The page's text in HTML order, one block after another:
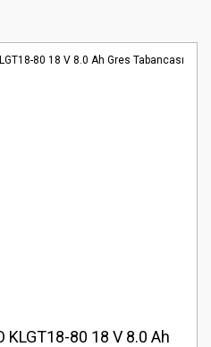
KLGT18-80 18 V 8.0 Ah